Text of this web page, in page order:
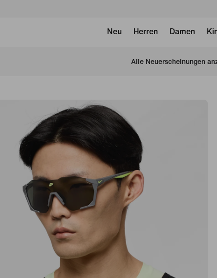
Neu Herren Damen
Alle Neuerscheinungen